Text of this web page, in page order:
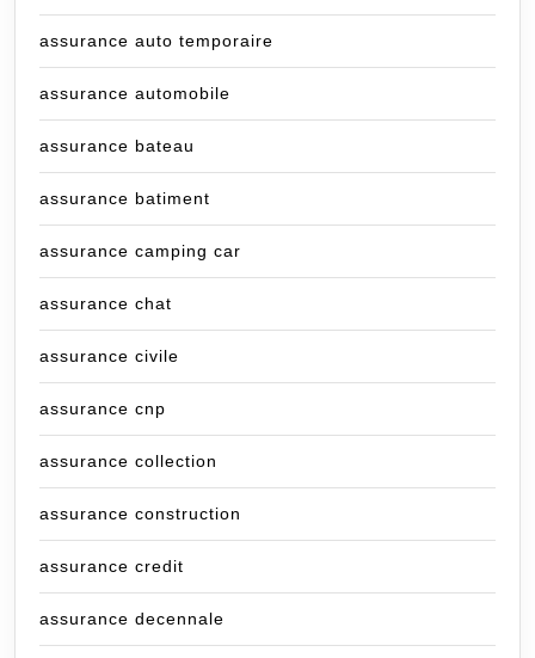
assurance auto temporaire
assurance automobile
assurance bateau
assurance batiment
assurance camping car
assurance chat
assurance civile
assurance cnp
assurance collection
assurance construction
assurance credit
assurance decennale